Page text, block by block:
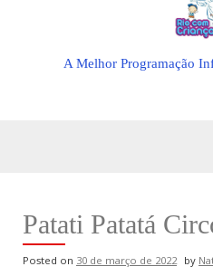
A Melhor Programação
Patati Patatá
Posted on 30 de março de 2022 by